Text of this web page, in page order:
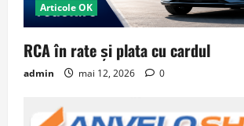
Articole OK
RCA în rate și plata cu cardul
admin mai 12, 2026 0